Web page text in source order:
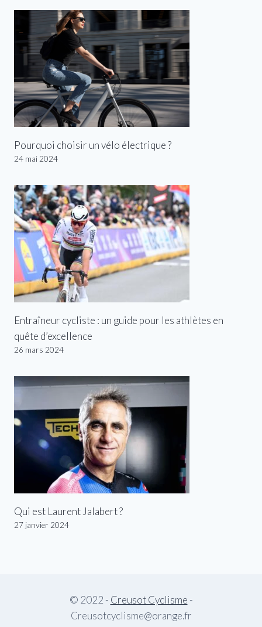
Pourquoi choisir un vélo électrique ?
24 mai 2024
Entraîneur cycliste : un guide pour les athlètes en
quête d’excellence
26 mars 2024
Qui est Laurent Jalabert ?
27 janvier 2024
© 2022 - Creusot Cyclisme -
Creusotcyclisme@orange.fr